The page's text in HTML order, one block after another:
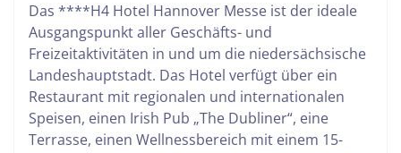
Nach dem Frühstück beginnt die Rückreise. In
Hamburg legen Sie einen Zwischenstopp ein und
besuchen den attraktiven Weihnachtsmarkt am
Rathaus.
Das ****H4 Hotel Hannover Messe ist der ideale
Ausgangspunkt aller Geschäfts- und
Freizeitaktivitäten in und um die niedersächsische
Landeshauptstadt. Das Hotel verfügt über ein
Restaurant mit regionalen und internationalen
Speisen, einen Irish Pub „The Dubliner“, eine
Terrasse, einen Wellnessbereich mit einem 15-